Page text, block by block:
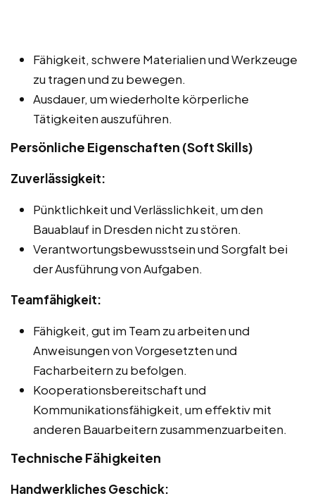
Fähigkeit, schwere Materialien und Werkzeuge
zu tragen und zu bewegen.
Ausdauer, um wiederholte körperliche
Tätigkeiten auszuführen.
Persönliche Eigenschaften (Soft Skills)
Zuverlässigkeit:
Pünktlichkeit und Verlässlichkeit, um den
Bauablauf in Dresden nicht zu stören.
Verantwortungsbewusstsein und Sorgfalt bei
der Ausführung von Aufgaben.
Teamfähigkeit:
Fähigkeit, gut im Team zu arbeiten und
Anweisungen von Vorgesetzten und
Facharbeitern zu befolgen.
Kooperationsbereitschaft und
Kommunikationsfähigkeit, um effektiv mit
anderen Bauarbeitern zusammenzuarbeiten.
Technische Fähigkeiten
Handwerkliches Geschick: